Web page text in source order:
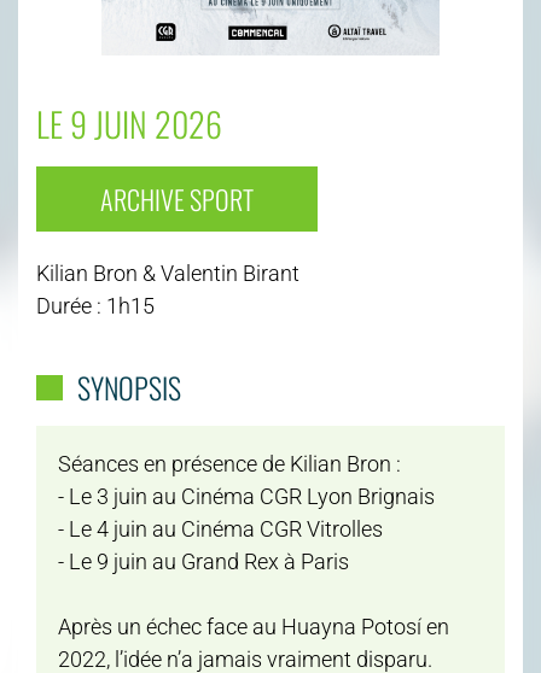
LE 9 JUIN 2026
ARCHIVE SPORT
Kilian Bron & Valentin Birant
Durée : 1h15
SYNOPSIS
Séances en présence de Kilian Bron :
- Le 3 juin au Cinéma CGR Lyon Brignais
- Le 4 juin au Cinéma CGR Vitrolles
- Le 9 juin au Grand Rex à Paris
Après un échec face au Huayna Potosí en
2022, l’idée n’a jamais vraiment disparu.